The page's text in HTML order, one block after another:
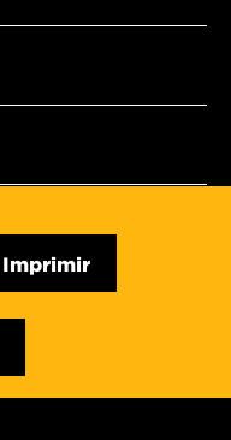
Imprimir